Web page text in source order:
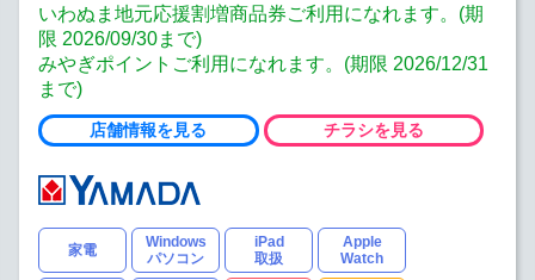
いわぬま地元応援割増商品券ご利用になれます。(期
限 2026/09/30まで)
みやぎポイントご利用になれます。(期限 2026/12/31
まで)
店舗情報を見る チラシを見る
家電
Windows
パソコン
iPad
取扱
Apple
Watch